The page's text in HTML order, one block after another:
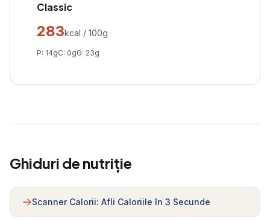
Classic
283kcal / 100g
P: 14gC: 0gG: 23g
Ghiduri de nutriție
Scanner Calorii: Afli Caloriile în 3 Secunde